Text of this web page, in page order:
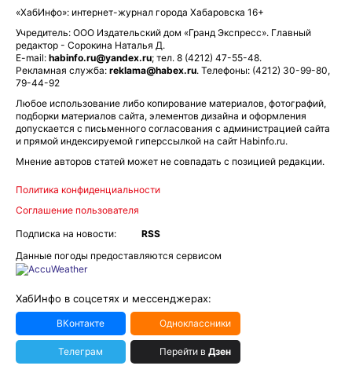
«ХабИнфо»: интернет-журнал города Хабаровска 16+
Учредитель: ООО Издательский дом «Гранд Экспресс». Главный
редактор - Сорокина Наталья Д.
E-mail: habinfo.ru@yandex.ru; тел. 8 (4212) 47-55-48.
Рекламная служба: reklama@habex.ru. Телефоны: (4212) 30-99-80,
79-44-92
Любое использование либо копирование материалов, фотографий,
подборки материалов сайта, элементов дизайна и оформления
допускается с письменного согласования с администрацией сайта
и прямой индексируемой гиперссылкой на сайт Habinfo.ru.
Мнение авторов статей может не совпадать с позицией редакции.
Политика конфиденциальности
Соглашение пользователя
Подписка на новости:
RSS
Данные погоды предоставляются сервисом
ХабИнфо в соцсетях и мессенджерах:
ВКонтакте Одноклассники
Телеграм Перейти в Дзен